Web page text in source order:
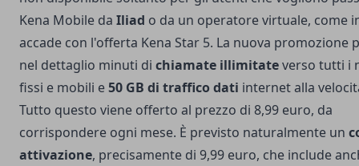
Kena Mobile da Iliad o da un operatore virtuale, come
accade con l'offerta Kena Star 5. La nuova promozione
nel dettaglio minuti di chiamate illimitateverso tutti i
fissi e mobili e50 GB di traffico dati internet alla
Tutto questo viene offerto al prezzo di 8,99 euro, da
corrispondere ogni mese. È previsto naturalmente un
attivazione, precisamente di 9,99 euro, che include